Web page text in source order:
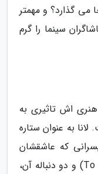
می گذارد؟ و مهمتر
سینما را گرم
هنری اش تاثیری به
به عنوان ستاره
که عاشقشان
بودم (To All The Boys I Loved Before) و دو دنباله آن،